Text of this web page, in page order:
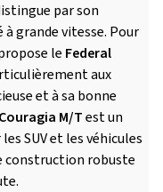
par son
grande vitesse. Pour
le Federal
aux
et à sa bonne
M/Test un
SUV et les véhicules
construction robuste